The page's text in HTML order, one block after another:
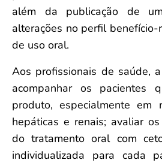
além da publicação de
alterações no perfil benefício-
de uso oral.
Aos profissionais de saúde,
acompanhar os pacientes
produto, especialmente em
hepáticas e renais; avaliar
do tratamento oral com
individualizada para cada